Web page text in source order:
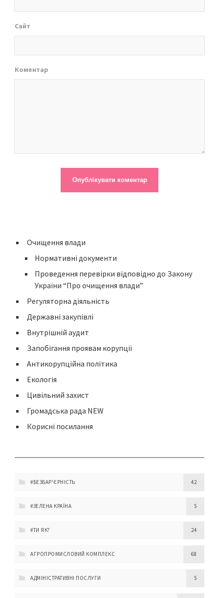
Сайт
Коментар
Очищення влади
Нормативні документи
Проведення перевірки відповідно до Закону
України “Про очищення влади”
Регуляторна діяльність
Державні закупівлі
Внутрішній аудит
Запобігання проявам корупції
Антикорупційна політика
Екологія
Цивільний захист
Громадська рада NEW
Корисні посилання
#БЕЗБАР'ЄРНІСТЬ 42
#ЗЕЛЕНА КРАЇНА 5
#ТИ ЯК? 24
АГРОПРОМИСЛОВИЙ КОМПЛЕКС 68
АДМІНІСТРАТИВНІ ПОСЛУГИ 5